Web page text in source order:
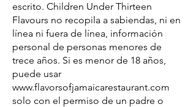
escrito. Children Under Thirteen
Flavours no recopila a sabiendas, ni en
línea ni fuera de línea, información
personal de personas menores de
trece años. Si es menor de 18 años,
puede usar
www.flavorsofjamaicarestaurant.com
solo con el permiso de un padre o